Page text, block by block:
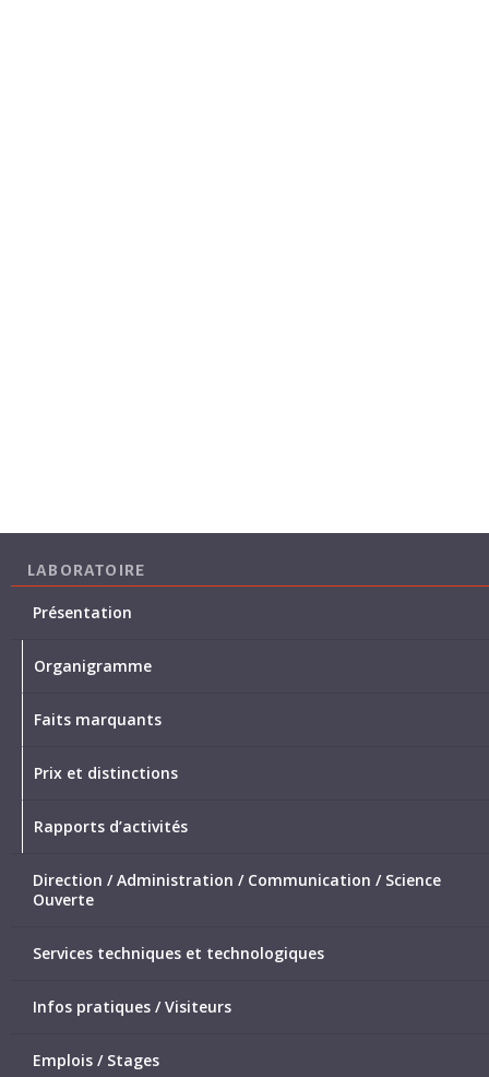
LABORATOIRE
Présentation
Organigramme
Faits marquants
Prix et distinctions
Rapports d’activités
Direction / Administration / Communication / Science
Ouverte
Services techniques et technologiques
Infos pratiques / Visiteurs
Emplois / Stages